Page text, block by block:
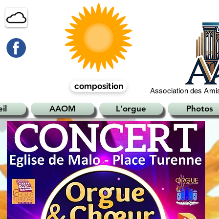
composition Association des
AAOM L'orgue Photos